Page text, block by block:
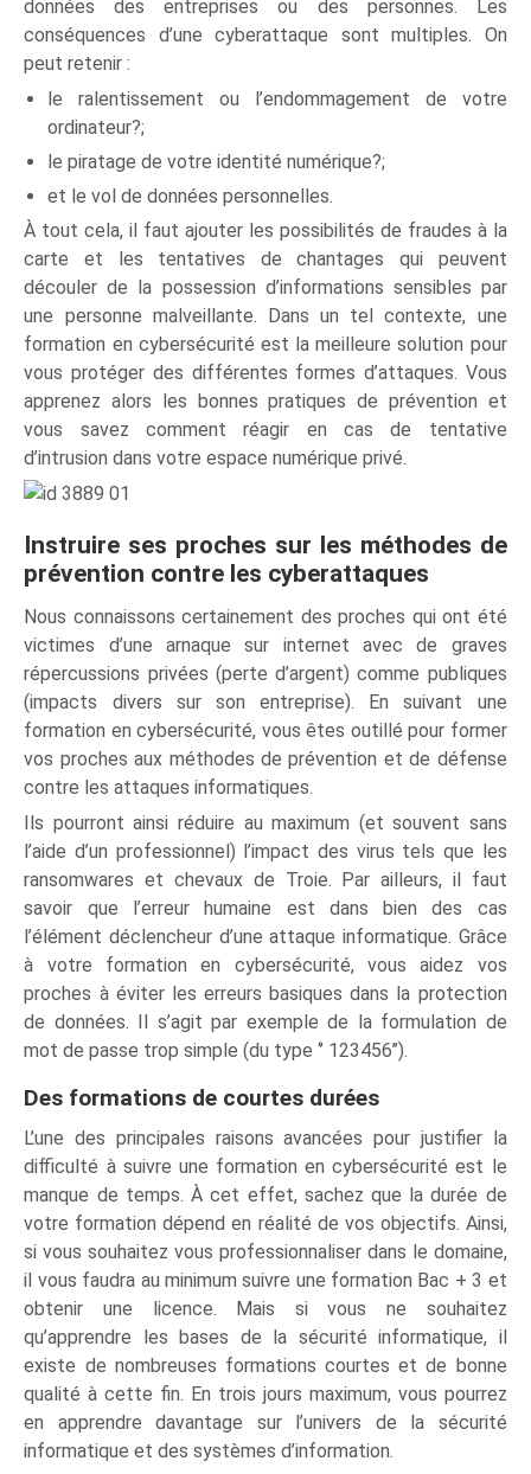
données des entreprises ou des personnes. Les
conséquences d’une cyberattaque sont multiples. On
peut retenir :
le ralentissement ou l’endommagement de votre
ordinateur?;
le piratage de votre identité numérique?;
et le vol de données personnelles.
À tout cela, il faut ajouter les possibilités de fraudes à la
carte et les tentatives de chantages qui peuvent
découler de la possession d’informations sensibles par
une personne malveillante. Dans un tel contexte, une
formation en cybersécurité est la meilleure solution pour
vous protéger des différentes formes d’attaques. Vous
apprenez alors les bonnes pratiques de prévention et
vous savez comment réagir en cas de tentative
d’intrusion dans votre espace numérique privé.
Instruire ses proches sur les méthodes de
prévention contre les cyberattaques
Nous connaissons certainement des proches qui ont été
victimes d’une arnaque sur internet avec de graves
répercussions privées (perte d’argent) comme publiques
(impacts divers sur son entreprise). En suivant une
formation en cybersécurité, vous êtes outillé pour former
vos proches aux méthodes de prévention et de défense
contre les attaques informatiques.
Ils pourront ainsi réduire au maximum (et souvent sans
l’aide d’un professionnel) l’impact des virus tels que les
ransomwares et chevaux de Troie. Par ailleurs, il faut
savoir que l’erreur humaine est dans bien des cas
l’élément déclencheur d’une attaque informatique. Grâce
à votre formation en cybersécurité, vous aidez vos
proches à éviter les erreurs basiques dans la protection
de données. Il s’agit par exemple de la formulation de
mot de passe trop simple (du type ‘’ 123456’’).
Des formations de courtes durées
L’une des principales raisons avancées pour justifier la
difficulté à suivre une formation en cybersécurité est le
manque de temps. À cet effet, sachez que la durée de
votre formation dépend en réalité de vos objectifs. Ainsi,
si vous souhaitez vous professionnaliser dans le domaine,
il vous faudra au minimum suivre une formation Bac + 3 et
obtenir une licence. Mais si vous ne souhaitez
qu’apprendre les bases de la sécurité informatique, il
existe de nombreuses formations courtes et de bonne
qualité à cette fin. En trois jours maximum, vous pourrez
en apprendre davantage sur l’univers de la sécurité
informatique et des systèmes d’information.